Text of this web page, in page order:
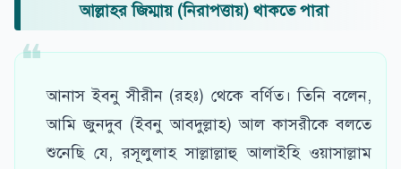
আল্লাহর জিম্মায় (নিরাপত্তায়) থাকতে পারা
আনাস ইবনু সীরীন (রহঃ) থেকে বর্ণিত। তিনি বলেন,
আমি জুনদুব (ইবনু আবদুল্লাহ) আল কাসরীকে বলতে
শুনেছি যে, রসূলুলাহ সাল্লাল্লাহু আলাইহি ওয়াসাল্লাম